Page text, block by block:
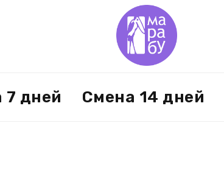
7 дней Смена 14 дней